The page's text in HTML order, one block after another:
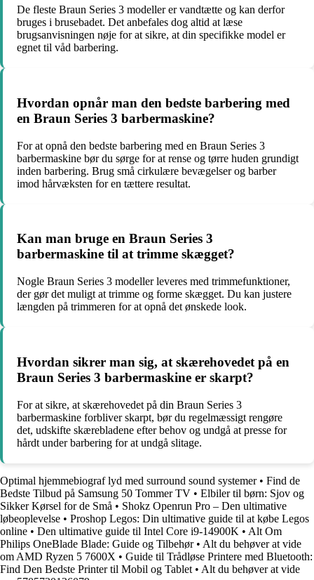
De fleste Braun Series 3 modeller er vandtætte og kan derfor
bruges i brusebadet. Det anbefales dog altid at læse
brugsanvisningen nøje for at sikre, at din specifikke model er
egnet til våd barbering.
Hvordan opnår man den bedste barbering med
en Braun Series 3 barbermaskine?
For at opnå den bedste barbering med en Braun Series 3
barbermaskine bør du sørge for at rense og tørre huden grundigt
inden barbering. Brug små cirkulære bevægelser og barber
imod hårvæksten for en tættere resultat.
Kan man bruge en Braun Series 3
barbermaskine til at trimme skægget?
Nogle Braun Series 3 modeller leveres med trimmefunktioner,
der gør det muligt at trimme og forme skægget. Du kan justere
længden på trimmeren for at opnå det ønskede look.
Hvordan sikrer man sig, at skærehovedet på en
Braun Series 3 barbermaskine er skarpt?
For at sikre, at skærehovedet på din Braun Series 3
barbermaskine forbliver skarpt, bør du regelmæssigt rengøre
det, udskifte skærebladene efter behov og undgå at presse for
hårdt under barbering for at undgå slitage.
Optimal hjemmebiograf lyd med surround sound systemer• Find de
Bedste Tilbud på Samsung 50 Tommer TV • Elbiler til børn: Sjov og
Sikker Kørsel for de Små • Shokz Openrun Pro – Den ultimative
løbeoplevelse • Proshop Legos: Din ultimative guide til at købe Legos
online • Den ultimative guide til Intel Core i9-14900K • Alt Om
Philips OneBlade Blade: Guide og Tilbehør• Alt du behøver at vide
om AMD Ryzen 5 7600X • Guide til Trådløse Printere med Bluetooth:
Find Den Bedste Printer til Mobil og Tablet • Alt du behøver at vide